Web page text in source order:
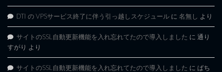
DTI の VPSサービス終了に伴う引っ越しスケジュール に 名無し より
サイトのSSL自動更新機能を入れ忘れてたので導入しました に 通り
すがり より
サイトのSSL自動更新機能を入れ忘れてたので導入しました に ぱち